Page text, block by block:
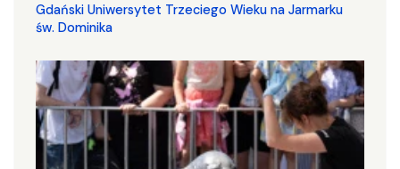
Gdański Uniwersytet Trzeciego Wieku na Jarmarku
św. Dominika